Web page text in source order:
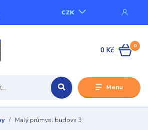
Menu
CZK
0
0 Kč
Malý průmysl budova 3